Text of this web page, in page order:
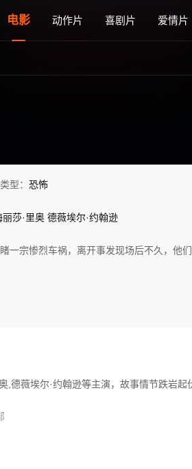
电影 动作片 喜剧片 爱情片
电影网
类型： 恐怖
丽莎·里奥 德薇埃尔·约翰逊
一宗惨烈车祸，离开事发现场后不久，他
,德薇埃尔·约翰逊等主演，故事情节跌岩起
发现自己被神秘“乘客”尾随！这个如恶魔
表现和剧情架构上也都有不错的亮点，剧情